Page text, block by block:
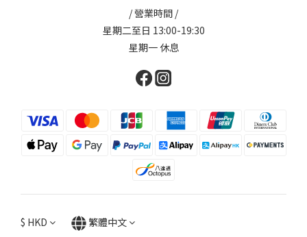
/ 營業時間 /
星期二至日 13:00-19:30
星期一 休息
$ HKD 繁體中文